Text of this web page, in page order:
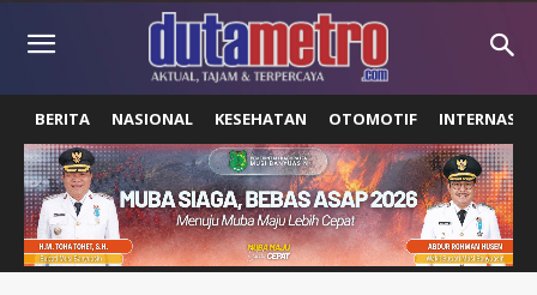
BERITA NASIONAL KESEHATAN OTOMOTIF